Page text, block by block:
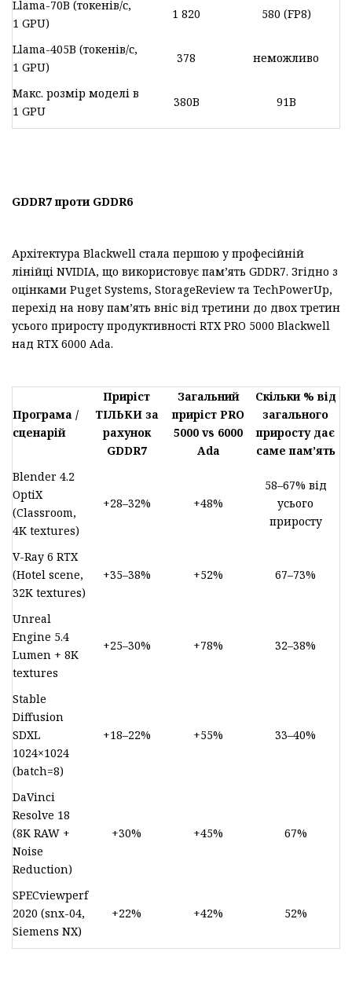
Llama-70B (токенів/с,
1 GPU)
1 820 580 (FP8)
Llama-405B (токенів/с,
1 GPU)
378 неможливо
Макс. розмір моделі в
1 GPU
380B 91B
GDDR7 проти GDDR6
Архітектура Blackwell стала першою у професійній
лінійці NVIDIA, що використовує пам’ять GDDR7. Згідно з
оцінками Puget Systems, StorageReview та TechPowerUp,
перехід на нову пам’ять вніс від третини до двох третин
усього приросту продуктивності RTX PRO 5000 Blackwell
над RTX 6000 Ada.
Програма /
сценарій
Приріст
ТІЛЬКИ за
рахунок
GDDR7
Загальний
приріст PRO
5000 vs 6000
Ada
Скільки % від
загального
приросту дає
саме пам’ять
Blender 4.2
OptiX
(Classroom,
4K textures)
+28–32% +48%
58–67% від
усього
приросту
V-Ray 6 RTX
(Hotel scene,
32K textures)
+35–38% +52% 67–73%
Unreal
Engine 5.4
Lumen + 8K
textures
+25–30% +78% 32–38%
Stable
Diffusion
SDXL
1024×1024
(batch=8)
+18–22% +55% 33–40%
DaVinci
Resolve 18
(8K RAW +
Noise
Reduction)
+30% +45% 67%
SPECviewperf
2020 (snx-04,
Siemens NX)
+22% +42% 52%